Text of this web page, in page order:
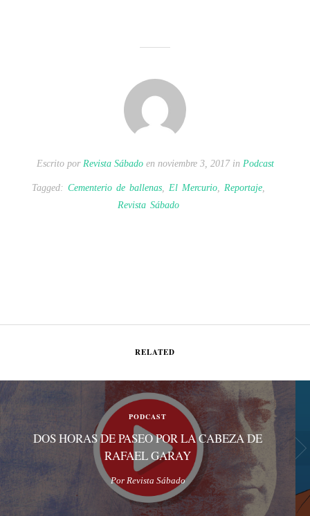
Escrito por Revista Sábadoen noviembre 3, 2017 in Podcast
Tagged: Cementerio de ballenas, El Mercurio, Reportaje,
Revista Sábado
RELATED
PODCAST
DOS HORAS DE PASEO POR LA CABEZA DE
RAFAEL GARAY
Por Revista Sábado